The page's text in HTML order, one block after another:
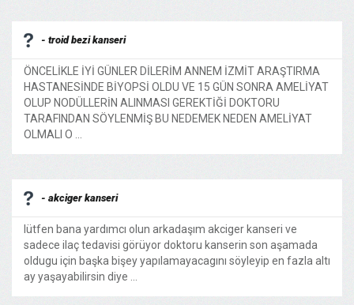
- troid bezi kanseri
ÖNCELİKLE İYİ GÜNLER DİLERİM ANNEM İZMİT ARAŞTIRMA
HASTANESİNDE BİYOPSİ OLDU VE 15 GÜN SONRA AMELİYAT
OLUP NODÜLLERİN ALINMASI GEREKTİĞİ DOKTORU
TARAFINDAN SÖYLENMİŞ BU NEDEMEK NEDEN AMELİYAT
OLMALI O ...
- akciger kanseri
lütfen bana yardımcı olun arkadaşım akciger kanseri ve
sadece ilaç tedavisi görüyor doktoru kanserin son aşamada
oldugu için başka bişey yapılamayacagını söyleyip en fazla altı
ay yaşayabilirsin diye ...